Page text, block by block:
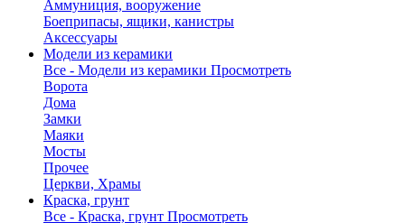
Аммуниция, вооружение
Боеприпасы, ящики, канистры
Аксессуары
Модели из керамики
Все - Модели из керамики Просмотреть
Ворота
Дома
Замки
Маяки
Мосты
Прочее
Церкви, Храмы
Краска, грунт
Все - Краска, грунт Просмотреть